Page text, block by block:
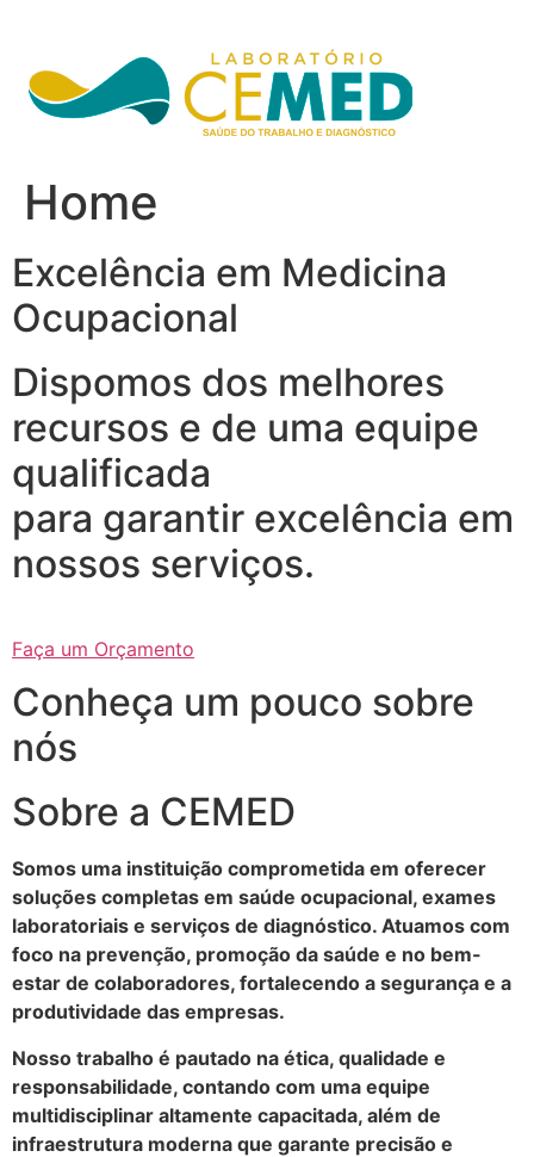
conteúdo
Home
Excelência em Medicina
Ocupacional
Dispomos dos melhores
recursos e de uma equipe
qualificada
para garantir excelência em
nossos serviços.
Faça um Orçamento
Conheça um pouco sobre
nós
Sobre a CEMED
Somos uma instituição comprometida em oferecer
soluções completas em saúde ocupacional, exames
laboratoriais e serviços de diagnóstico. Atuamos com
foco na prevenção, promoção da saúde e no bem-
estar de colaboradores, fortalecendo a segurança e a
produtividade das empresas.
Nosso trabalho é pautado na ética, qualidade e
responsabilidade, contando com uma equipe
multidisciplinar altamente capacitada, além de
infraestrutura moderna que garante precisão e